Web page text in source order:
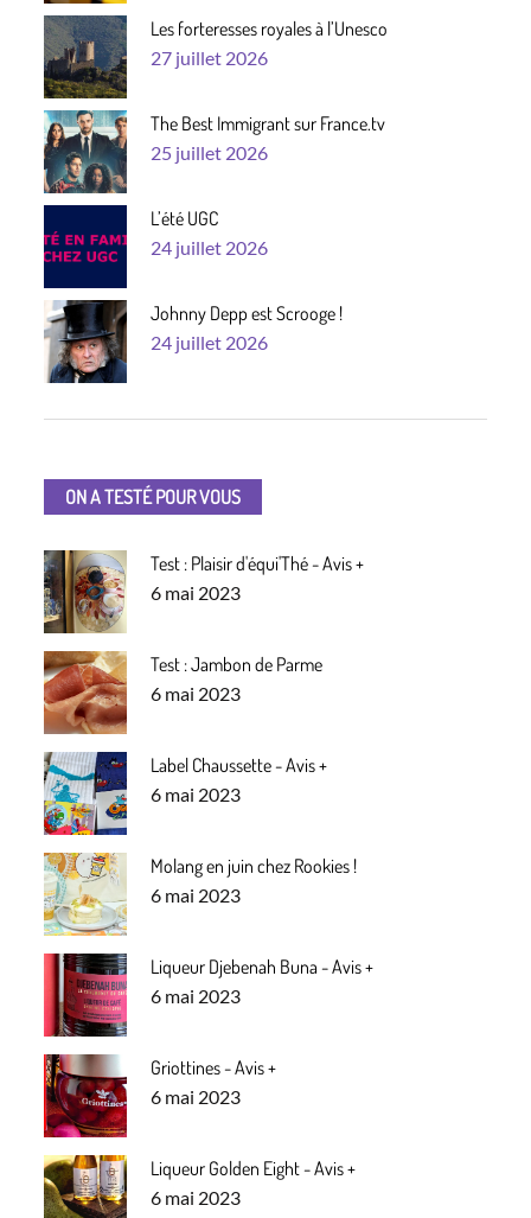
Les forteresses royales à l’Unesco
Posted
27 juillet 2026
The Best Immigrant sur France.tv
Posted
25 juillet 2026
L’été UGC
Posted
24 juillet 2026
Johnny Depp est Scrooge !
Posted
24 juillet 2026
ON A TESTÉ POUR VOUS
Test : Plaisir d'équi'Thé - Avis +
Posted
6 mai 2023
Test : Jambon de Parme
Posted
6 mai 2023
Label Chaussette - Avis +
Posted
6 mai 2023
Molang en juin chez Rookies !
Posted
6 mai 2023
Liqueur Djebenah Buna - Avis +
Posted
6 mai 2023
Griottines - Avis +
Posted
6 mai 2023
Liqueur Golden Eight - Avis +
Posted
6 mai 2023